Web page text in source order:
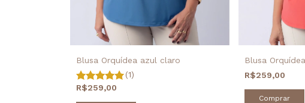
Blusa Orquídea azul claro
(1)
R$259,00
Blusa
R$259,00
Comprar